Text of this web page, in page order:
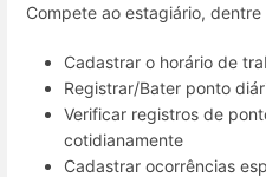
Compete ao estagiário, dentre
Cadastrar o horário de
Registrar/Bater ponto
Verificar registros de
cotidianamente
Cadastrar ocorrências